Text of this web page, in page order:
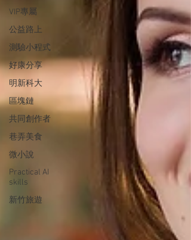
VIP專屬
公益路上
測驗小程式
好康分享
明新科大
區塊鏈
共同創作者
巷弄美食
微小說
Practical AI
skills
新竹旅遊